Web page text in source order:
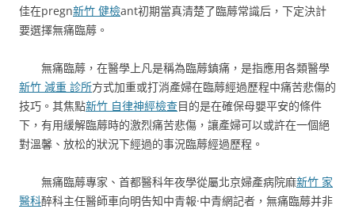
佳在pregn新竹 健檢ant初期當真清楚了臨蓐常識后，下定決計
要選擇無痛臨蓐。
無痛臨蓐，在醫學上凡是稱為臨蓐鎮痛，是指應用各類醫學
新竹 減重 診所方式加重或打消產婦在臨蓐經過歷程中痛苦悲傷的
技巧。其焦點新竹 自律神經檢查目的是在確保母嬰平安的條件
下，有用緩解臨蓐時的激烈痛苦悲傷，讓產婦可以或許在一個絕
對溫馨、放松的狀況下經過的事況臨蓐經過歷程。
無痛臨蓐專家、首都醫科年夜學從屬北京婦產病院麻新竹 家
醫科醉科主任醫師車向明告知中青報·中青網記者，無痛臨蓐并非